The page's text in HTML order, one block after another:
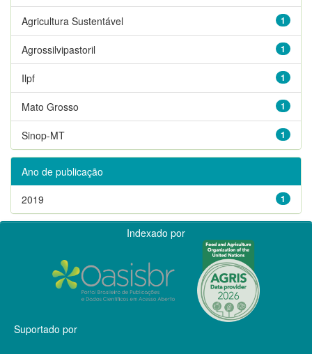
1
Agricultura Sustentável
1
Agrossilvipastoril
1
Ilpf
1
Mato Grosso
1
Sinop-MT
Ano de publicação
1
2019
Indexado por
Suportado por